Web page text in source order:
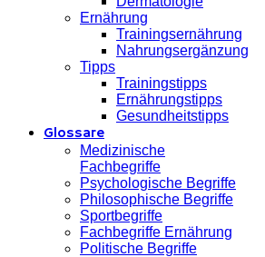
Ernährung
Trainingsernährung
Nahrungsergänzung
Tipps
Trainingstipps
Ernährungstipps
Gesundheitstipps
Glossare
Medizinische
Fachbegriffe
Psychologische Begriffe
Philosophische Begriffe
Sportbegriffe
Fachbegriffe Ernährung
Politische Begriffe